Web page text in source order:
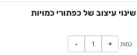
שינוי עיצוב של כפתורי כמויות